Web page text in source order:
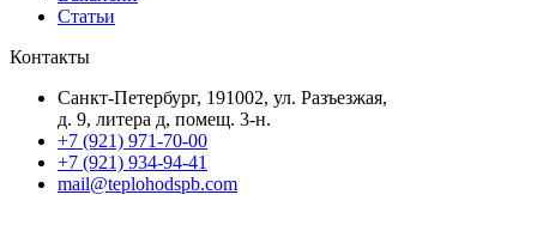
Статьи
Контакты
Санкт-Петербург, 191002, ул. Разъезжая,
д. 9, литера д, помещ. 3-н.
+7 (921) 971-70-00
+7 (921) 934-94-41
mail@teplohodspb.com